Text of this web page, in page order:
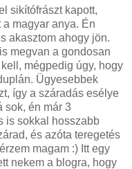
sikítófrászt kapott,
magyar anya. Én
akasztom ahogy jön.
megvan a gondosan
mégpedig úgy, hogy
Ügyesebbek
így a száradás esélye
sok, én már 3
is sokkal hosszabb
és azóta teregetés
magam :) Itt egy
nekem a blogra, hogy